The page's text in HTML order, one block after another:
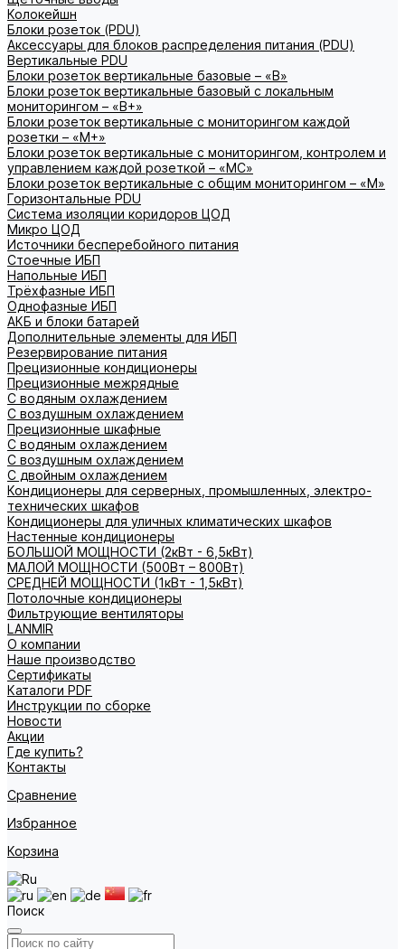
Колокейшн
Блоки розеток (PDU)
Аксессуары для блоков распределения питания (PDU)
Вертикальные PDU
Блоки розеток вертикальные базовые – «В»
Блоки розеток вертикальные базовый с локальным
мониторингом – «В+»
Блоки розеток вертикальные с мониторингом каждой
розетки – «М+»
Блоки розеток вертикальные с мониторингом, контролем и
управлением каждой розеткой – «МС»
Блоки розеток вертикальные с общим мониторингом – «М»
Горизонтальные PDU
Система изоляции коридоров ЦОД
Микро ЦОД
Источники бесперебойного питания
Стоечные ИБП
Напольные ИБП
Трёхфазные ИБП
Однофазные ИБП
АКБ и блоки батарей
Дополнительные элементы для ИБП
Резервирование питания
Прецизионные кондиционеры
Прецизионные межрядные
С водяным охлаждением
С воздушным охлаждением
Прецизионные шкафные
С водяным охлаждением
С воздушным охлаждением
С двойным охлаждением
Кондиционеры для серверных, промышленных, электро-
технических шкафов
Кондиционеры для уличных климатических шкафов
Настенные кондиционеры
БОЛЬШОЙ МОЩНОСТИ (2кВт - 6,5кВт)
МАЛОЙ МОЩНОСТИ (500Вт – 800Вт)
СРЕДНЕЙ МОЩНОСТИ (1кВт - 1,5кВт)
Потолочные кондиционеры
Фильтрующие вентиляторы
LANMIR
О компании
Наше производство
Сертификаты
Каталоги PDF
Инструкции по сборке
Новости
Акции
Где купить?
Контакты
Сравнение
Избранное
Корзина
Поиск